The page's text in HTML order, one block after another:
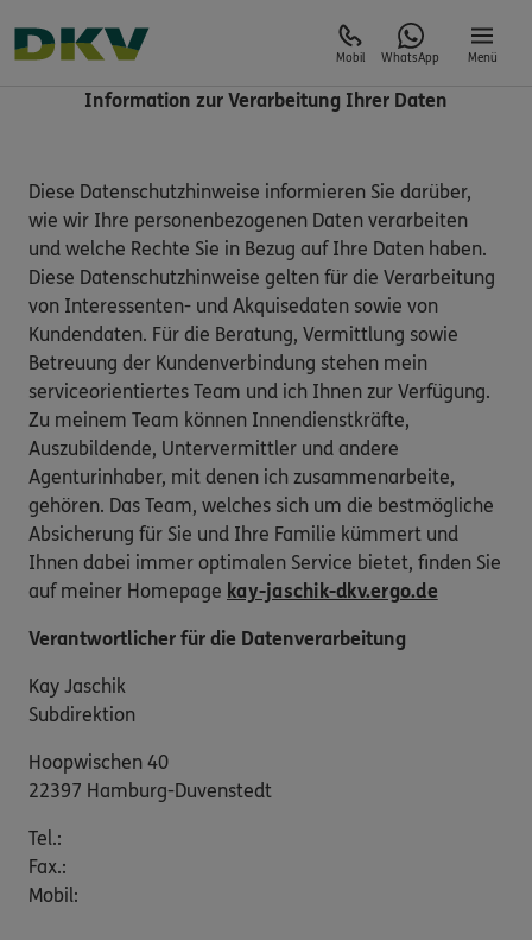
Mobil WhatsApp Menü
Information zur Verarbeitung Ihrer Daten
Diese Datenschutzhinweise informieren Sie darüber,
wie wir Ihre personenbezogenen Daten verarbeiten
und welche Rechte Sie in Bezug auf Ihre Daten haben.
Diese Datenschutzhinweise gelten für die Verarbeitung
von Interessenten- und Akquisedaten sowie von
Kundendaten. Für die Beratung, Vermittlung sowie
Betreuung der Kundenverbindung stehen mein
serviceorientiertes Team und ich Ihnen zur Verfügung.
Zu meinem Team können Innendienstkräfte,
Auszubildende, Untervermittler und andere
Agenturinhaber, mit denen ich zusammenarbeite,
gehören. Das Team, welches sich um die bestmögliche
Absicherung für Sie und Ihre Familie kümmert und
Ihnen dabei immer optimalen Service bietet, finden Sie
auf meiner Homepage kay-jaschik-dkv.ergo.de
Verantwortlicher für die Datenverarbeitung
Kay Jaschik
Subdirektion
Hoopwischen 40
22397 Hamburg-Duvenstedt
Tel.:
Fax.:
Mobil: